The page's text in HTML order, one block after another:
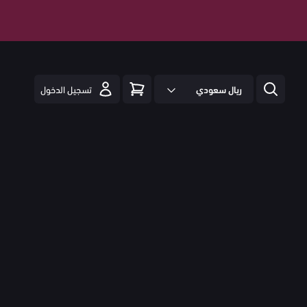
ريال سعودي تسجيل الدخول